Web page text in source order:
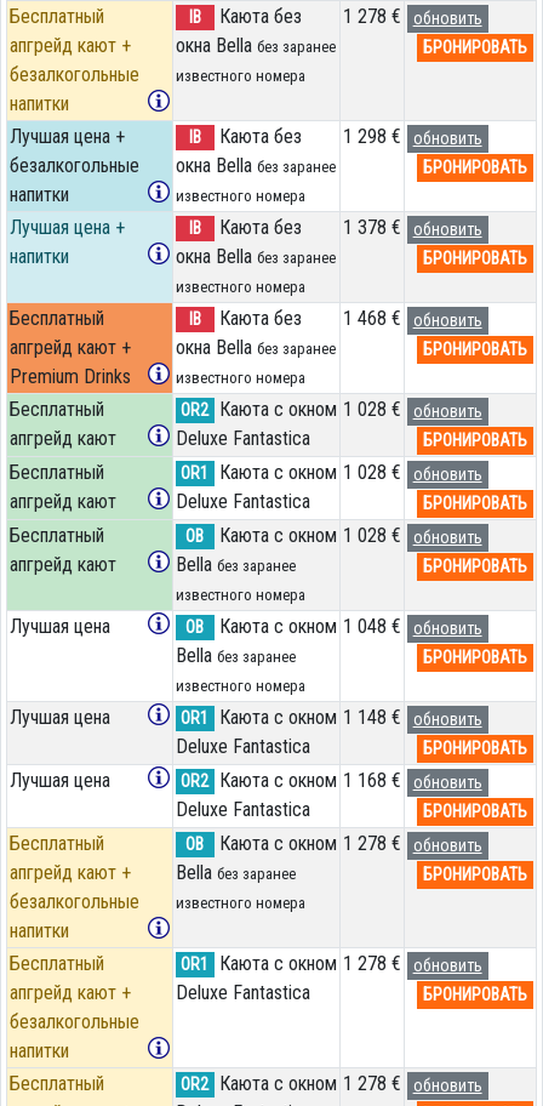
Бесплатный
апгрейд кают +
безалкогольные
напитки
IB
Каюта без
окна Bella без заранее
известного номера
1 278 €
обновить
БРОНИРОВАТЬ
Лучшая цена +
безалкогольные
напитки
IB
Каюта без
окна Bella без заранее
известного номера
1 298 €
обновить
БРОНИРОВАТЬ
Лучшая цена +
напитки
IB
Каюта без
окна Bella без заранее
известного номера
1 378 €
обновить
БРОНИРОВАТЬ
Бесплатный
апгрейд кают +
Premium Drinks
IB
Каюта без
окна Bella без заранее
известного номера
1 468 €
обновить
БРОНИРОВАТЬ
Бесплатный
апгрейд кают
OR2
Каюта с окном
Deluxe Fantastica
1 028 €
обновить
БРОНИРОВАТЬ
Бесплатный
апгрейд кают
OR1
Каюта с окном
Deluxe Fantastica
1 028 €
обновить
БРОНИРОВАТЬ
Бесплатный
апгрейд кают
OB
Каюта с окном
Bella без заранее
известного номера
1 028 €
обновить
БРОНИРОВАТЬ
Лучшая цена OB
Каюта с окном
Bella без заранее
известного номера
1 048 €
обновить
БРОНИРОВАТЬ
Лучшая цена OR1
Каюта с окном
Deluxe Fantastica
1 148 €
обновить
БРОНИРОВАТЬ
Лучшая цена OR2
Каюта с окном
Deluxe Fantastica
1 168 €
обновить
БРОНИРОВАТЬ
Бесплатный
апгрейд кают +
безалкогольные
напитки
OB
Каюта с окном
Bella без заранее
известного номера
1 278 €
обновить
БРОНИРОВАТЬ
Бесплатный
апгрейд кают +
безалкогольные
напитки
OR1
Каюта с окном
Deluxe Fantastica
1 278 €
обновить
БРОНИРОВАТЬ
Бесплатный
OR2
Каюта с окном 1 278 €
обновить